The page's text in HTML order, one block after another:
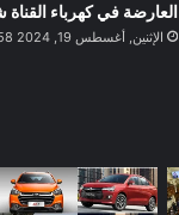
العارضة في كهرباء القناة
الإثنين, أغسطس 19, 2024 12:58 م